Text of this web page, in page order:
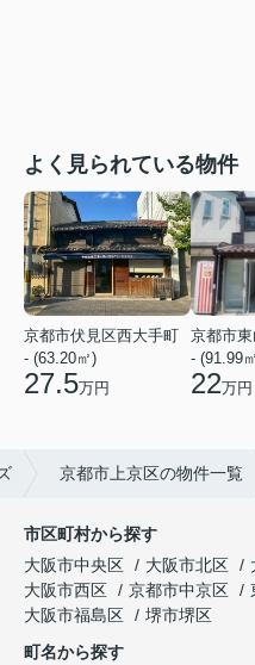
よく見られている物件
京都市伏見区西大手町
- (63.20㎡)
27.5万円
- (91.99
22万円
京都市上京区の物件一覧
市区町村から探す
大阪市中央区
大阪市北区
大阪市西区
京都市中京区
大阪市福島区
堺市堺区
町名から探す